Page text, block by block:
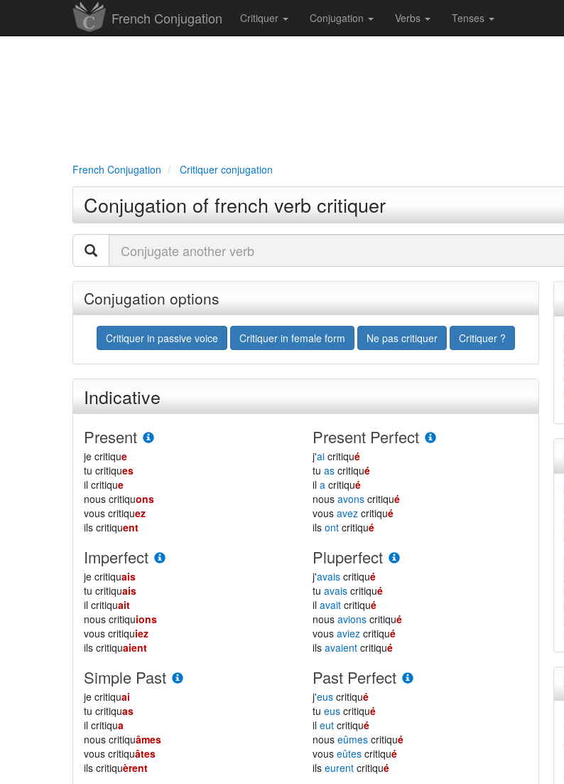
French Conjugation Critiquer Conjugation Verbs Tenses
French Conjugation Critiquer conjugation
Conjugation of french verb critiquer
Conjugation options
Critiquer in passive voice Critiquer in female form Ne pas critiquer Critiquer ?
Indicative
Present
je critique
tu critiques
il critique
nous critiquons
vous critiquez
ils critiquent
Present Perfect
j'ai critiqué
tuas critiqué
ila critiqué
nousavons critiqué
vousavez critiqué
ilsont critiqué
Imperfect
je critiquais
tu critiquais
il critiquait
nous critiquions
vous critiquiez
ils critiquaient
Pluperfect
j'avais critiqué
tuavais critiqué
ilavait critiqué
nousavions critiqué
vousaviez critiqué
ilsavaient critiqué
Simple Past
je critiquai
tu critiquas
il critiqua
nous critiquâmes
vous critiquâtes
ils critiquèrent
Past Perfect
j'eus critiqué
tueus critiqué
ileut critiqué
nouseûmes critiqué
vouseûtes critiqué
ilseurent critiqué